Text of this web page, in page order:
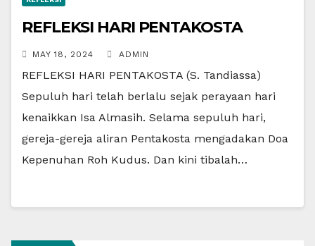
REFLEKSI HARI PENTAKOSTA
MAY 18, 2024 ADMIN
REFLEKSI HARI PENTAKOSTA (S. Tandiassa)
Sepuluh hari telah berlalu sejak perayaan hari
kenaikkan Isa Almasih. Selama sepuluh hari,
gereja-gereja aliran Pentakosta mengadakan Doa
Kepenuhan Roh Kudus. Dan kini tibalah…